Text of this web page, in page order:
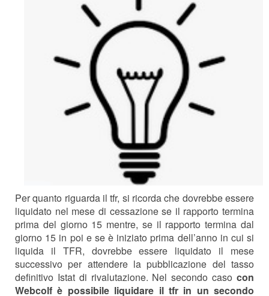
Per quanto riguarda il tfr, si ricorda che dovrebbe essere
liquidato nel mese di cessazione se il rapporto termina
prima del giorno 15 mentre, se il rapporto termina dal
giorno 15 in poi e se è iniziato prima dell’anno in cui si
liquida il TFR, dovrebbe essere liquidato il mese
successivo per attendere la pubblicazione del tasso
definitivo Istat di rivalutazione. Nel secondo caso con
Webcolf è possibile liquidare il tfr in un secondo